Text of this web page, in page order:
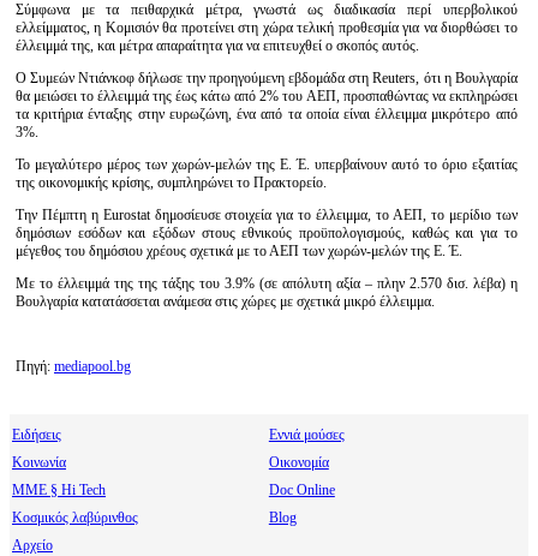
Σύμφωνα με τα πειθαρχικά μέτρα, γνωστά ως διαδικασία περί υπερβολικού
ελλείμματος, η Κομισιόν θα προτείνει στη χώρα τελική προθεσμία για να διορθώσει το
έλλειμμά της, και μέτρα απαραίτητα για να επιτευχθεί ο σκοπός αυτός.
Ο Συμεών Ντιάνκοφ δήλωσε την προηγούμενη εβδομάδα στη Reuters, ότι η Βουλγαρία
θα μειώσει το έλλειμμά της έως κάτω από 2% του ΑΕΠ, προσπαθώντας να εκπληρώσει
τα κριτήρια ένταξης στην ευρωζώνη, ένα από τα οποία είναι έλλειμμα μικρότερο από
3%.
Το μεγαλύτερο μέρος των χωρών-μελών της Ε. Έ. υπερβαίνουν αυτό το όριο εξαιτίας
της οικονομικής κρίσης, συμπληρώνει το Πρακτορείο.
Την Πέμπτη η Еurostat δημοσίευσε στοιχεία για το έλλειμμα, το ΑΕΠ, το μερίδιο των
δημόσιων εσόδων και εξόδων στους εθνικούς προϋπολογισμούς, καθώς και για το
μέγεθος του δημόσιου χρέους σχετικά με το ΑΕΠ των χωρών-μελών της Ε. Έ.
Με το έλλειμμά της της τάξης του 3.9% (σε απόλυτη αξία – πλην 2.570 δισ. λέβα) η
Βουλγαρία κατατάσσεται ανάμεσα στις χώρες με σχετικά μικρό έλλειμμα.
Πηγή: mediapool.bg
Ειδήσεις
Εννιά μούσες
Κοινωνία
Οικονομία
МΜΕ § Hi Tech
Doc Online
Κοσμικός λαβύρινθος
Blog
Αρχείο